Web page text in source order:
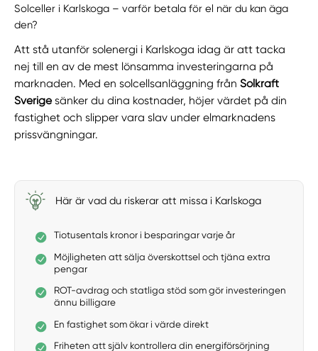
Solceller i Karlskoga – varför betala för el när du kan äga
den?
Att stå utanför solenergi i Karlskoga idag är att tacka
nej till en av de mest lönsamma investeringarna på
marknaden. Med en solcellsanläggning frånSolkraft
Sverigesänker du dina kostnader, höjer värdet på din
fastighet och slipper vara slav under elmarknadens
prissvängningar.
Här är vad du riskerar att missa i Karlskoga
Tiotusentals kronor i besparingar varje år
Möjligheten att sälja överskottsel och tjäna extra
pengar
ROT-avdrag och statliga stöd som gör investeringen
ännu billigare
En fastighet som ökar i värde direkt
Friheten att själv kontrollera din energiförsörjning